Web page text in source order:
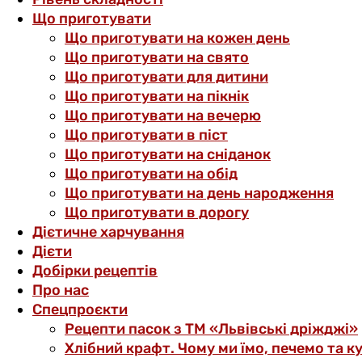
Що приготувати
Що приготувати на кожен день
Що приготувати на свято
Що приготувати для дитини
Що приготувати на пікнік
Що приготувати на вечерю
Що приготувати в піст
Що приготувати на сніданок
Що приготувати на обід
Що приготувати на день народження
Що приготувати в дорогу
Дієтичне харчування
Дієти
Добірки рецептів
Про нас
Спецпроєкти
Рецепти пасок з ТМ «Львівські дріжджі»
Хлібний крафт. Чому ми їмо, печемо та